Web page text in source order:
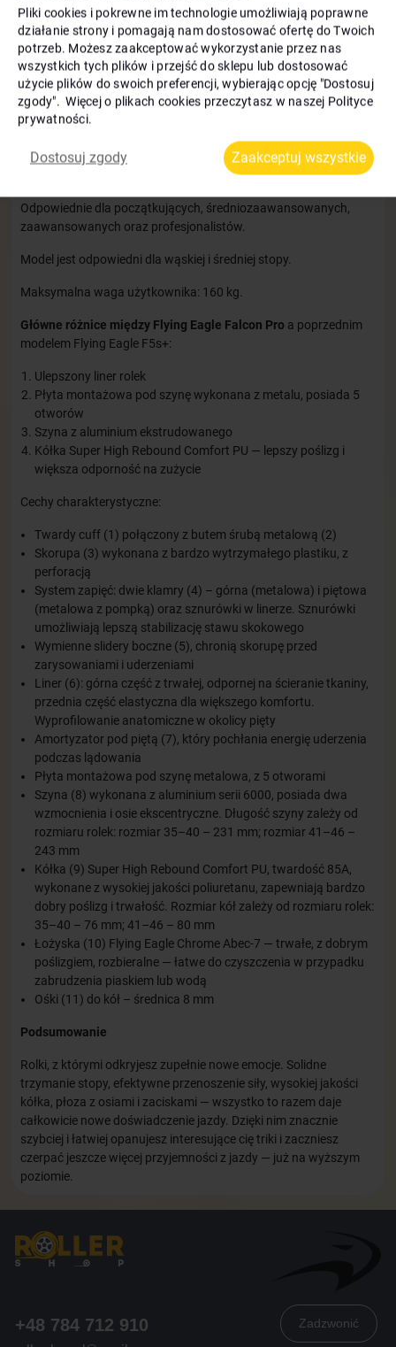
Plecak Flying Eagle Portech
Backpack medium zielone
400zł
Kask Flying Eagle Zeus czarne
150zł -10%
135zł
Opis Rolki Flying Eagle Falcon PRO niebieskie
Rolki nadają się do fitnessu, freeskate'u i slalomu.
Odpowiednie dla początkujących, średniozaawansowanych,
zaawansowanych oraz profesjonalistów.
Model jest odpowiedni dla wąskiej i średniej stopy.
Maksymalna waga użytkownika: 160 kg.
Główne różnice między Flying Eagle Falcon Pro a poprzednim
modelem Flying Eagle F5s+:
Ulepszony liner rolek
Płyta montażowa pod szynę wykonana z metalu, posiada 5
otworów
Szyna z aluminium ekstrudowanego
Kółka Super High Rebound Comfort PU — lepszy poślizg i
większa odporność na zużycie
Cechy charakterystyczne:
Twardy cuff (1) połączony z butem śrubą metalową (2)
Skorupa (3) wykonana z bardzo wytrzymałego plastiku, z
perforacją
System zapięć: dwie klamry (4) – górna (metalowa) i piętowa
(metalowa z pompką) oraz sznurówki w linerze. Sznurówki
umożliwiają lepszą stabilizację stawu skokowego
Wymienne slidery boczne (5), chronią skorupę przed
zarysowaniami i uderzeniami
Liner (6): górna część z trwałej, odpornej na ścieranie tkaniny,
przednia część elastyczna dla większego komfortu.
Wyprofilowanie anatomiczne w okolicy pięty
Amortyzator pod piętą (7), który pochłania energię uderzenia
podczas lądowania
Płyta montażowa pod szynę metalowa, z 5 otworami
Szyna (8) wykonana z aluminium serii 6000, posiada dwa
wzmocnienia i osie ekscentryczne. Długość szyny zależy od
rozmiaru rolek: rozmiar 35–40 – 231 mm; rozmiar 41–46 –
243 mm
Kółka (9) Super High Rebound Comfort PU, twardość 85A,
wykonane z wysokiej jakości poliuretanu, zapewniają bardzo
dobry poślizg i trwałość. Rozmiar kół zależy od rozmiaru rolek:
35–40 – 76 mm; 41–46 – 80 mm
Łożyska (10) Flying Eagle Chrome Abec-7 — trwałe, z dobrym
poślizgiem, rozbieralne — łatwe do czyszczenia w przypadku
zabrudzenia piaskiem lub wodą
Ośki (11) do kół – średnica 8 mm
Podsumowanie
Rolki, z którymi odkryjesz zupełnie nowe emocje. Solidne
trzymanie stopy, efektywne przenoszenie siły, wysokiej jakości
kółka, płoza z osiami i zaciskami — wszystko to razem daje
całkowicie nowe doświadczenie jazdy. Dzięki nim znacznie
szybciej i łatwiej opanujesz interesujące cię triki i zaczniesz
czerpać jeszcze więcej przyjemności z jazdy — już na wyższym
poziomie.
+48 784 712 910 Zadzwonić
Pliki cookies i pokrewne im technologie umożliwiają poprawne
działanie strony i pomagają nam dostosować ofertę do Twoich
potrzeb. Możesz zaakceptować wykorzystanie przez nas
wszystkich tych plików i przejść do sklepu lub dostosować
użycie plików do swoich preferencji, wybierając opcję "Dostosuj
zgody". Więcej o plikach cookies przeczytasz w naszej Polityce
prywatności.
Dostosuj zgody Zaakceptuj wszystkie